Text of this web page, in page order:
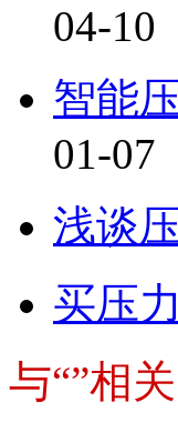
04-10
智能
01-07
浅谈
买压
与“”相